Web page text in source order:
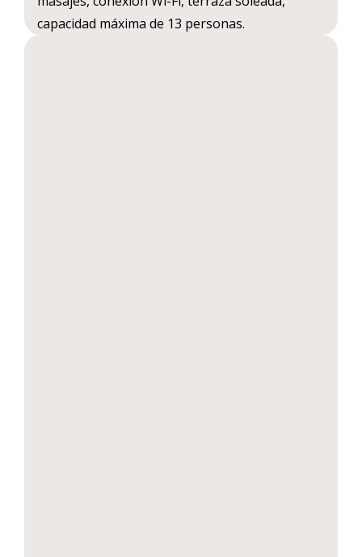
capacidad máxima de 13 personas.